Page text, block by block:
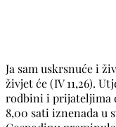
Ja sam uskrsnuće i
živjet će (IV 11,26).
rodbini i prijateljima
8,00 sati iznenada u